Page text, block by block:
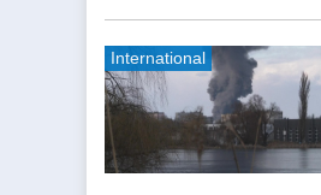
International